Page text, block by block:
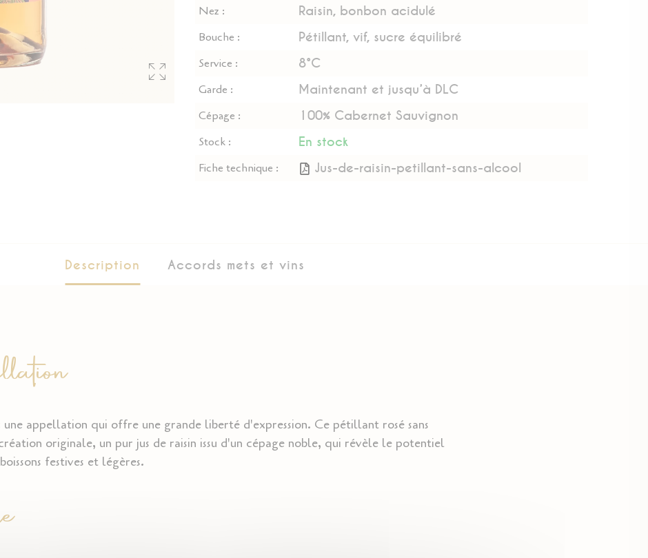
Nez : Raisin, bonbon acidulé
Bouche : Pétillant, vif, sucre équilibré
Service : 8°C
Garde : Maintenant et jusqu’à DLC
Cépage : 100% Cabernet Sauvignon
Stock : En stock
Fiche technique : Jus-de-raisin-petillant-sans-alcool
Description Accords mets et vins
appellation qui offre une grande liberté d'expression. Ce pétillant rosé sans
originale, un pur jus de raisin issu d'un cépage noble, qui révèle le potentiel
festives et légères.